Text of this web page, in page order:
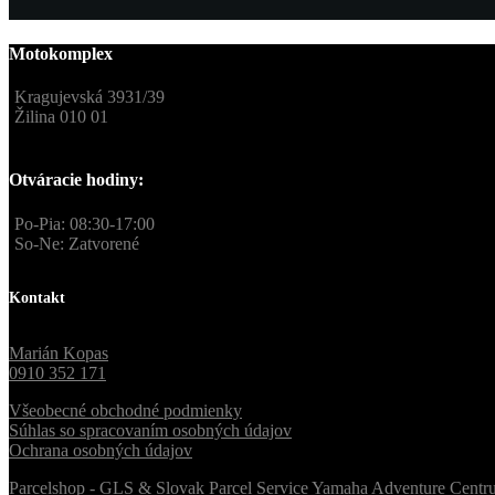
Motokomplex
Kragujevská 3931/39
Žilina 010 01
Otváracie hodiny:
Po-Pia: 08:30-17:00
So-Ne: Zatvorené
Kontakt
Marián Kopas
0910 352 171
Všeobecné obchodné podmienky
Súhlas so spracovaním osobných údajov
Ochrana osobných údajov
Parcelshop - GLS & Slovak Parcel ServiceYamaha Adventure